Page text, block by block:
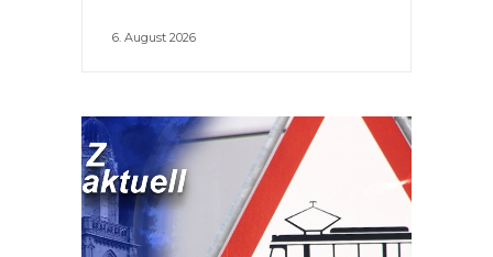
6. August 2026